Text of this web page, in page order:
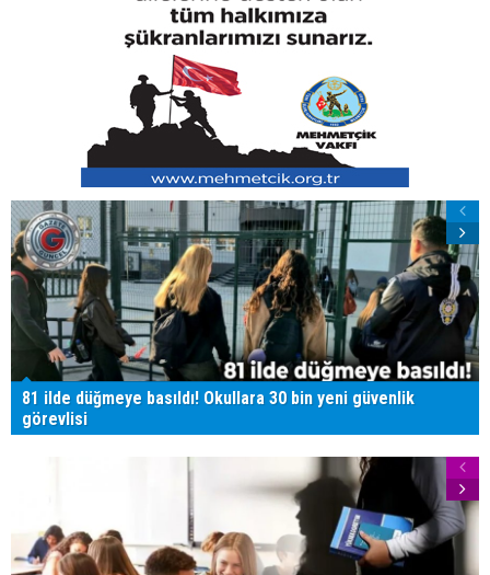
81 ilde düğmeye basıldı! Okullara 30 bin yeni güvenlik
görevlisi